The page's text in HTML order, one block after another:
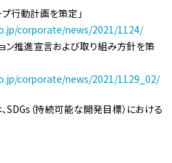
行動計画を策定」
corporate/news/2021/1124/
ョン推進宣言および取り組み方針を策
corporate/news/2021/1129_02/
SDGs（持続可能な開発目標）における